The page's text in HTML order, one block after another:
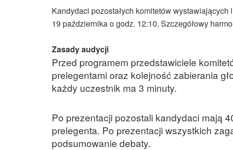
Kandydaci pozostałych komitetów
19 października o godz. 12:10. Szczegółowy
Zasady audycji
Przed programem przedstawiciele
prelegentami oraz kolejność zabierania
każdy uczestnik ma 3 minuty.
Po prezentacji pozostali kandydaci mają
prelegenta. Po prezentacji wszystkich
podsumowanie debaty.